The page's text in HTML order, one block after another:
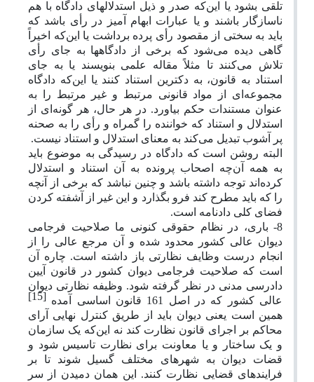
تلقی بشود یا این‌که صدر و ذیل استدلالهای دادگاه با هم
ناسازگار باشند و یا عبارات ابهام آمیز در رأی باشد که
باید به سختی از مقصود رأی پرده برداشت یا این‌که اخیراً
گاهی دیده می‌شود که برخی از دادگاهها به جای رأی
تلاش می‌کنند تا مثلاً مقاله علمی بنویسند یا به جای
استناد به قانون، به دکترین استناد کنند یا این‌که دادگاه
مجموعه‌ای از مواد قانونی مرتبط و غیر مرتبط را به
عنوان مستندات حکم بیاورد. در هر حال، هر گونه‌ای از
استدلال و استناد که خواننده را گمراه و رأی را به صحنه
پر آشوب تبدیل می‌کند به معنای استدلال و استناد نیست.
البته روشن است که دادگاه در رسیدگی به موضوع باید
به همه آن‌چه اصحاب پرونده به آن استناد و استدلال
کرده‌اند توجه داشته باشد و چنین نباشد که برخی از آنچه
را که باید مطرح کند فرو بگذارد و این غیر از آشفته کردن
فضای کلی دادنامه است.
8- باری، در نظام حقوقی کنونی ما صلاحیت فرجامی
دیوان عالی کشور محدود شده و آن مرجع عالی را از
انجام درست وظایف نظارتی باز داشته است. چاره آن
است که صلاحیت فرجامی دیوان کشور در قانون آیین
دادرسی مدنی در نظر گرفته شود. وظیفه نظارتی دیوان
عالی کشور که در اصل 161 قانون اساسی آمده
[15]
همین است یعنی دیوان باید از طریق کنترل نهایی آرای
محاکم بر اجرای قانون نظارت کند نه این‌که یک سازمان
و یک ساختار و یا معاونت برای نظارت تاسیس شود و
قضات دیوان به شهرهای مختلف گسیل شوند تا بر
فرایندهای قضایی نظارت کنند. این همان دمیدن از سر